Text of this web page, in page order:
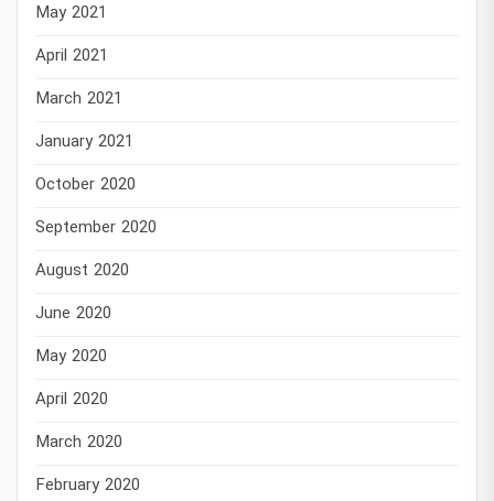
May 2021
April 2021
March 2021
January 2021
October 2020
September 2020
August 2020
June 2020
May 2020
April 2020
March 2020
February 2020